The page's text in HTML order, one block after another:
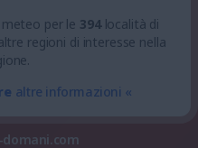
per le 394località di
regioni di interesse nella
altre informazioni «